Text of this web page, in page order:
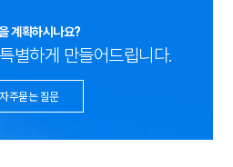
계획하시나요?
별하게 만들어드립니다.
자주묻는 질문